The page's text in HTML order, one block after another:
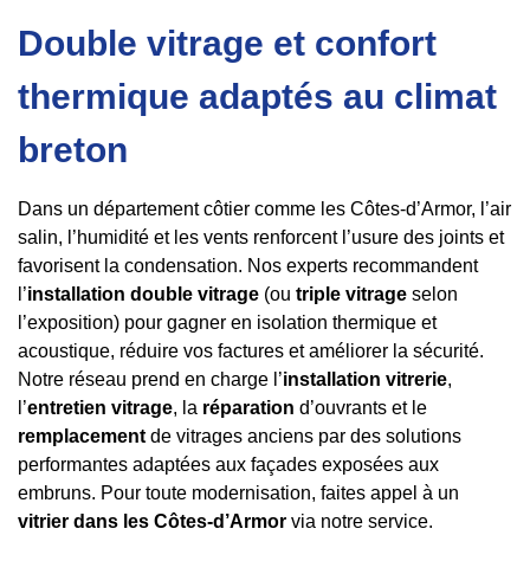
Double vitrage et confort
thermique adaptés au climat
breton
Dans un département côtier comme les Côtes-d’Armor, l’air
salin, l’humidité et les vents renforcent l’usure des joints et
favorisent la condensation. Nos experts recommandent
l’installation double vitrage (ou triple vitrage selon
l’exposition) pour gagner en isolation thermique et
acoustique, réduire vos factures et améliorer la sécurité.
Notre réseau prend en charge l’installation vitrerie,
l’entretien vitrage, la réparation d’ouvrants et le
remplacement de vitrages anciens par des solutions
performantes adaptées aux façades exposées aux
embruns. Pour toute modernisation, faites appel à un
vitrier dans les Côtes-d’Armor via notre service.